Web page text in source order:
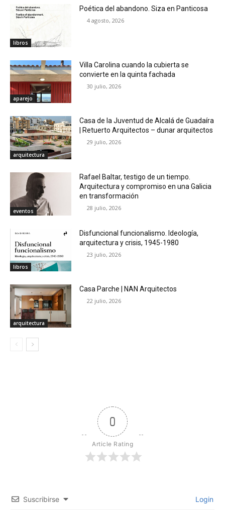
libros
Poética del abandono. Siza en Panticosa
4 agosto, 2026
aparejo
Villa Carolina cuando la cubierta se
convierte en la quinta fachada
30 julio, 2026
arquitectura
Casa de la Juventud de Alcalá de Guadaíra
| Retuerto Arquitectos – dunar arquitectos
29 julio, 2026
eventos
Rafael Baltar, testigo de un tiempo.
Arquitectura y compromiso en una Galicia
en transformación
28 julio, 2026
libros
Disfuncional funcionalismo. Ideología,
arquitectura y crisis, 1945-1980
23 julio, 2026
arquitectura
Casa Parche | NAN Arquitectos
22 julio, 2026
0
Article Rating
Suscribirse Login